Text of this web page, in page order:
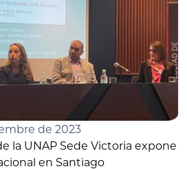
de 2023
la UNAP Sede Victoria expone
en Santiago